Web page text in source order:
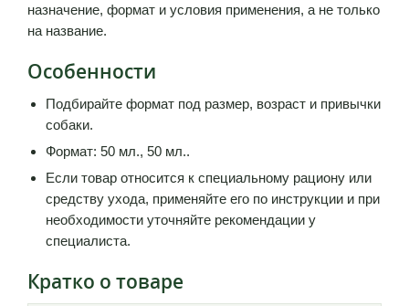
назначение, формат и условия применения, а не только
на название.
Особенности
Подбирайте формат под размер, возраст и привычки
собаки.
Формат: 50 мл., 50 мл..
Если товар относится к специальному рациону или
средству ухода, применяйте его по инструкции и при
необходимости уточняйте рекомендации у
специалиста.
Кратко о товаре